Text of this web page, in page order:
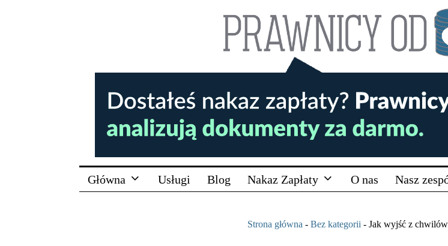
Główna Usługi Blog Nakaz Zapłaty O nas Nasz
Strona główna - Bez kategorii - Jak wyjść z